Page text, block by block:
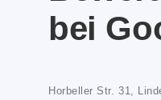
bei
Horbeller Str. 31,